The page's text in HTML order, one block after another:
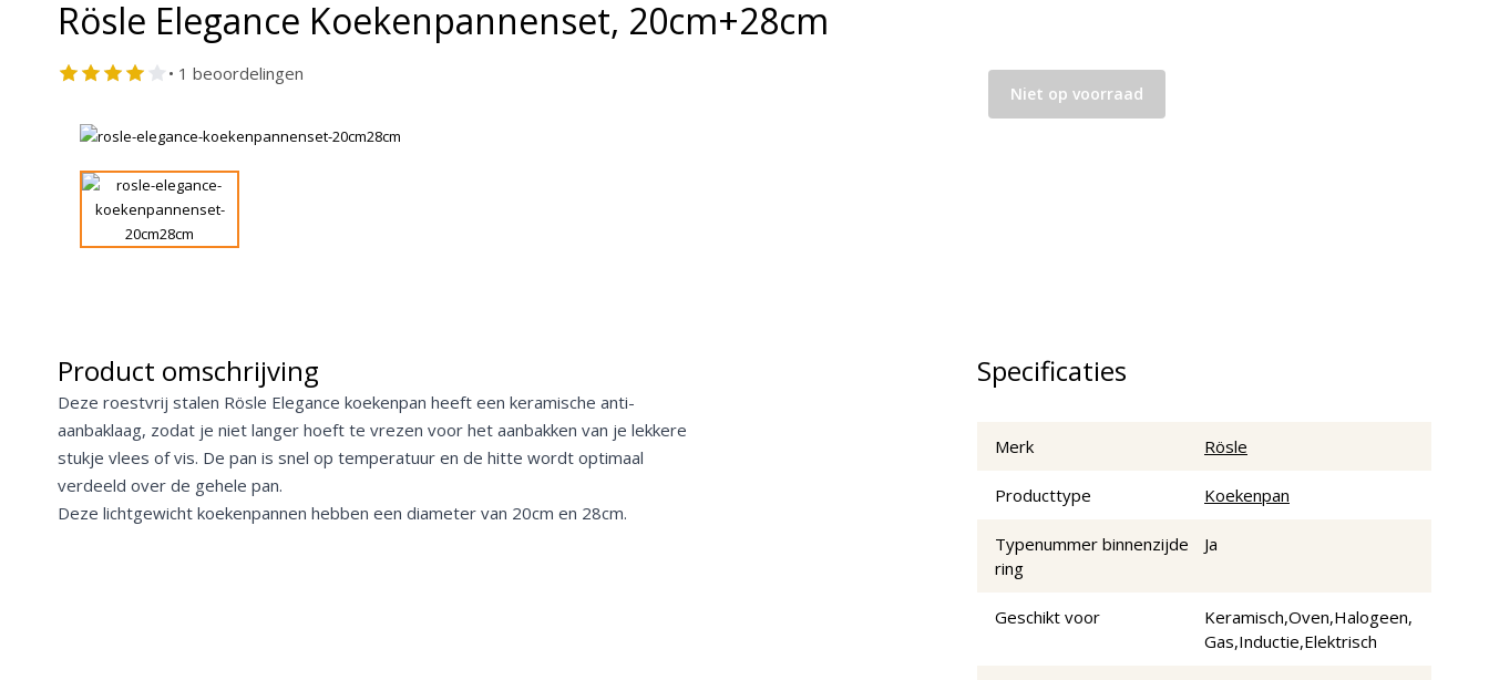
Rösle Elegance Koekenpannenset, 20cm+28cm
• 1 beoordelingen
Niet op voorraad
Product omschrijving
Deze roestvrij stalen Rösle Elegance koekenpan heeft een keramische anti-
aanbaklaag, zodat je niet langer hoeft te vrezen voor het aanbakken van je lekkere
stukje vlees of vis. De pan is snel op temperatuur en de hitte wordt optimaal
verdeeld over de gehele pan.
Deze lichtgewicht koekenpannen hebben een diameter van 20cm en 28cm.
Specificaties
Merk Rösle
Producttype Koekenpan
Typenummer binnenzijde
ring
Ja
Geschikt voor
Keramisch,Oven,Halogeen,
Gas,Inductie,Elektrisch